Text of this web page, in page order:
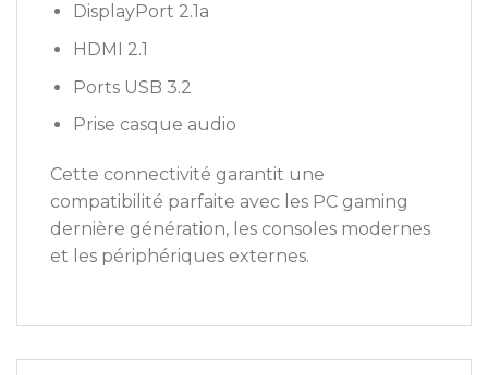
DisplayPort 2.1a
HDMI 2.1
Ports USB 3.2
Prise casque audio
Cette connectivité garantit une
compatibilité parfaite avec les PC gaming
dernière génération, les consoles modernes
et les périphériques externes.